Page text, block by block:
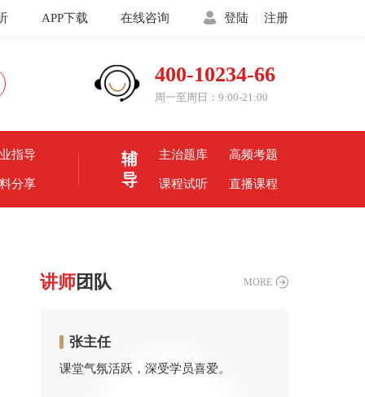
注册
登陆
在线咨询
APP下载
400-10234-66
周一至周日：9:00-21:00
指导
分享
辅
导
主治题库 高频考题
课程试听 直播课程
讲师团队 MORE
张主任
课堂气氛活跃，深受学员喜爱。